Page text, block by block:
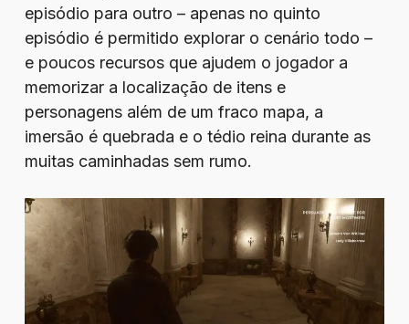
episódio para outro – apenas no quinto
episódio é permitido explorar o cenário todo –
e poucos recursos que ajudem o jogador a
memorizar a localização de itens e
personagens além de um fraco mapa, a
imersão é quebrada e o tédio reina durante as
muitas caminhadas sem rumo.